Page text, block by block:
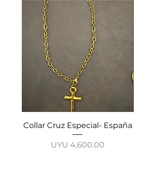
Collar Cruz Especial- España
Price
UYU 4,600.00